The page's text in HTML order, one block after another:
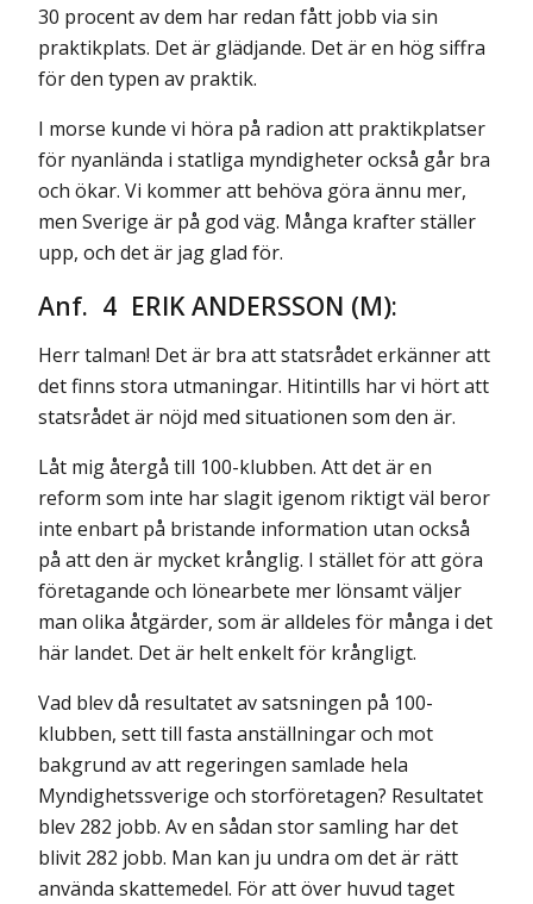
30 procent av dem har redan fått jobb via sin
praktikplats. Det är glädjan­de. Det är en hög siffra
för den typen av praktik.
I morse kunde vi höra på radion att praktikplatser
för nyanlända i statliga myndigheter också går bra
och ökar. Vi kommer att behöva göra ännu mer,
men Sverige är på god väg. Många krafter ställer
upp, och det är jag glad för.
Anf. 4 ERIK ANDERSSON (M):
Herr talman! Det är bra att statsrådet erkänner att
det finns stora utmaningar. Hitintills har vi hört att
statsrådet är nöjd med situationen som den är.
Låt mig återgå till 100-klubben. Att det är en
reform som inte har slagit igenom riktigt väl beror
inte enbart på bristande information utan också
på att den är mycket krånglig. I stället för att göra
företagande och lönearbete mer lönsamt väljer
man olika åtgärder, som är alldeles för många i det
här landet. Det är helt enkelt för krångligt.
Vad blev då resultatet av satsningen på 100-
klubben, sett till fasta anställningar och mot
bakgrund av att regeringen samlade hela
Myndighetssverige och storföretagen? Resultatet
blev 282 jobb. Av en sådan stor samling har det
blivit 282 jobb. Man kan ju undra om det är rätt
använda skattemedel. För att över huvud taget